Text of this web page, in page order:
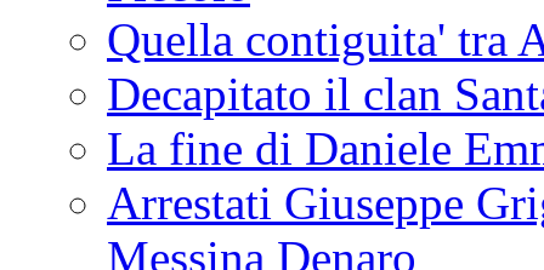
Quella contiguita' tra
Decapitato il clan
La fine di Daniele
Arrestati Giuseppe
Messina Denaro